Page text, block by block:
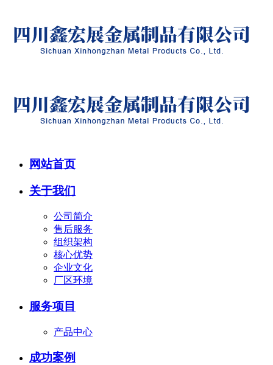
网站首页
关于我们
公司简介
售后服务
组织架构
核心优势
企业文化
厂区环境
服务项目
产品中心
成功案例